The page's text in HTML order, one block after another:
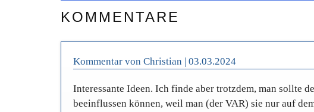
KOMMENTARE
Kommentar von Christian | 03.03.2024
Interessante Ideen. Ich finde aber trotzdem, man sollte
beeinflussen können, weil man (der VAR) sie nur auf